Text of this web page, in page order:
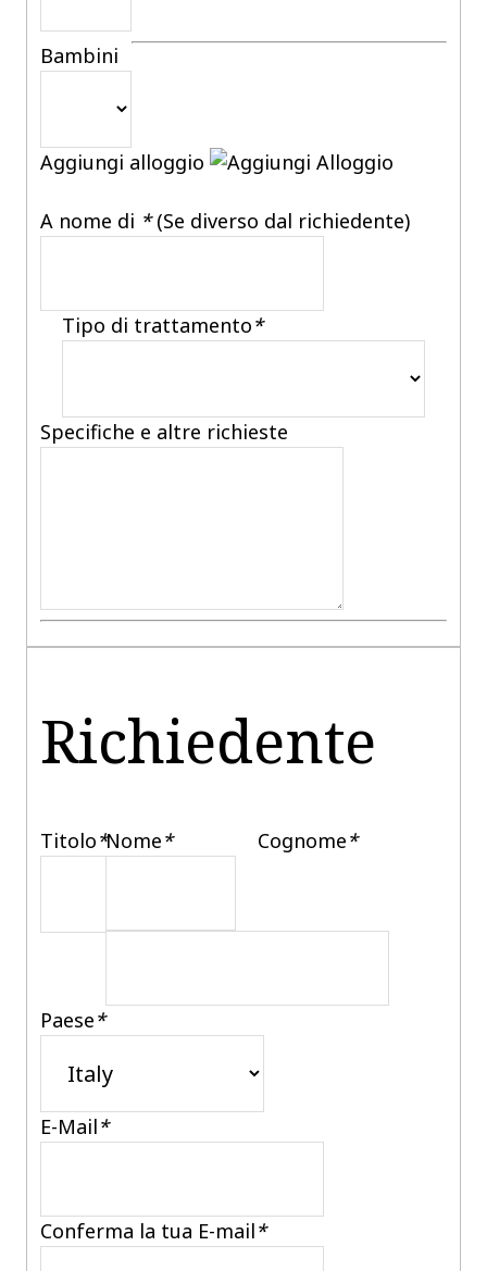
Bambini
Aggiungi alloggio
A nome di * (Se diverso dal richiedente)
Tipo di trattamento*
Specifiche e altre richieste
Richiedente
Titolo*Nome* Cognome*
Paese*
E-Mail*
Conferma la tua E-mail*